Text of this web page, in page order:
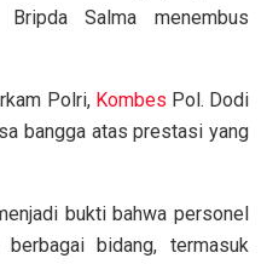
Salma menembus
Polri, Kombes Pol. Dodi
bangga atas prestasi yang
bukti bahwa personel
bidang, termasuk